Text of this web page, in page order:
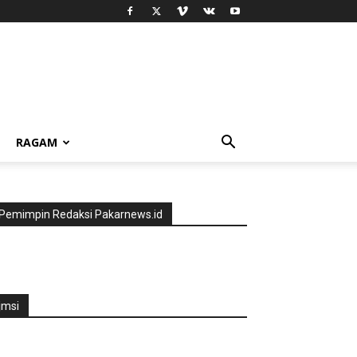
RAGAM
Pemimpin Redaksi Pakarnews.id